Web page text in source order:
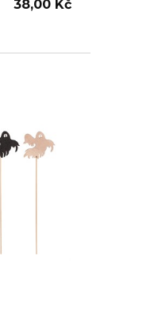
38,00 Kč